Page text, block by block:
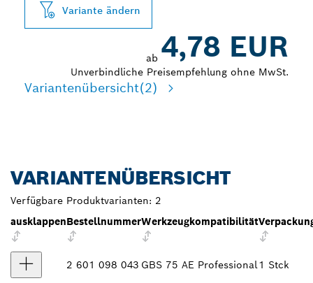
Variante ändern
ab 4,78 EUR
Unverbindliche Preisempfehlung ohne MwSt.
Variantenübersicht(2)
VARIANTENÜBERSICHT
Verfügbare Produktvarianten: 2
ausklappenBestellnummerWerkzeugkompatibilität
2 601 098 043 GBS 75 AE Professional1 Stck